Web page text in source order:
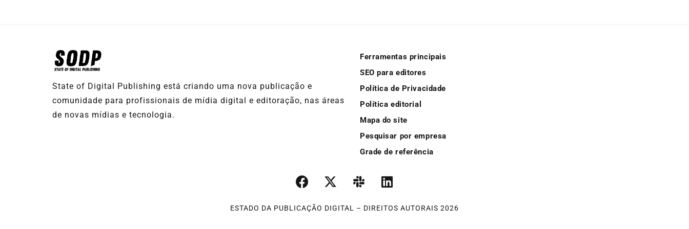
State of Digital Publishing está criando uma nova publicação e
comunidade para profissionais de mídia digital e editoração, nas áreas
de novas mídias e tecnologia.
Ferramentas principais
SEO para editores
Política de Privacidade
Política editorial
Mapa do site
Pesquisar por empresa
Grade de referência
ESTADO DA PUBLICAÇÃO DIGITAL – DIREITOS AUTORAIS 2026